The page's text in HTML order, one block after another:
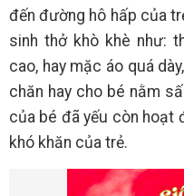
đến đường hô hấp của
sinh thở khò khè như:
cao, hay mặc áo quá
chăn hay cho bé nằm
của bé đã yếu còn hoạt
khó khăn của trẻ.